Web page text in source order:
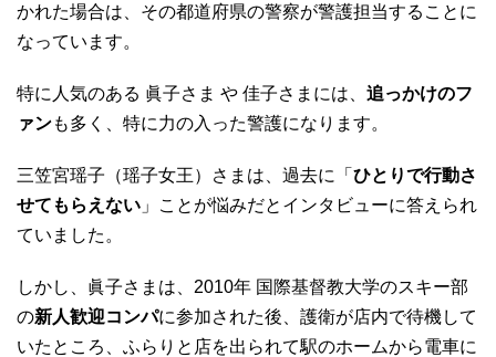
かれた場合は、その都道府県の警察が警護担当することに
なっています。
特に人気のある 眞子さま や 佳子さまには、 追っかけのフ
ァンも多く、特に力の入った警護になります。
三笠宮瑶子（瑶子女王）さまは、過去に「 ひとりで行動さ
せてもらえない 」ことが悩みだとインタビューに答えられ
ていました。
しかし、眞子さまは、2010年 国際基督教大学のスキー部
の新人歓迎コンパに参加された後、護衛が店内で待機して
いたところ、ふらりと店を出られて駅のホームから電車に